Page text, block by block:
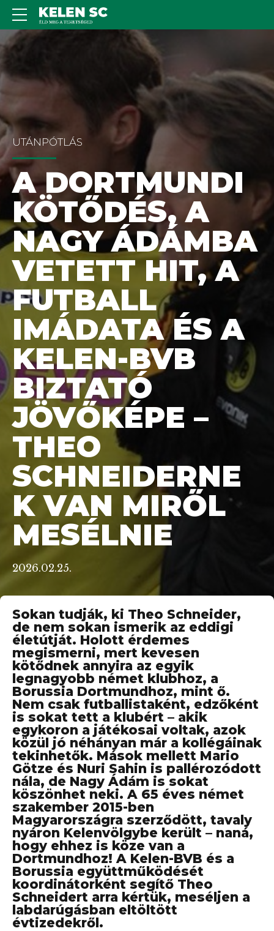
UTÁNPÓTLÁS
A DORTMUNDI
KÖTŐDÉS, A
NAGY ÁDÁMBA
VETETT HIT, A
FUTBALL
IMÁDATA ÉS A
KELEN-BVB
BIZTATÓ
JÖVŐKÉPE –
THEO
SCHNEIDERNE
K VAN MIRŐL
MESÉLNIE
2026.02.25.
Sokan tudják, ki Theo Schneider,
de nem sokan ismerik az eddigi
életútját. Holott érdemes
megismerni, mert kevesen
kötődnek annyira az egyik
legnagyobb német klubhoz, a
Borussia Dortmundhoz, mint ő.
Nem csak futballistaként, edzőként
is sokat tett a klubért – akik
egykoron a játékosai voltak, azok
közül jó néhányan már a kollégáinak
tekinhetők. Mások mellett Mario
Götze és Nuri Sahin is pallérozódott
nála, de Nagy Ádám is sokat
köszönhet neki. A 65 éves német
szakember 2015-ben
Magyarországra szerződött, tavaly
nyáron Kelenvölgybe került – naná,
hogy ehhez is köze van a
Dortmundhoz! A Kelen-BVB és a
Borussia együttműködését
koordinátorként segítő Theo
Schneidert arra kértük, meséljen a
labdarúgásban eltöltött
évtizedekről.